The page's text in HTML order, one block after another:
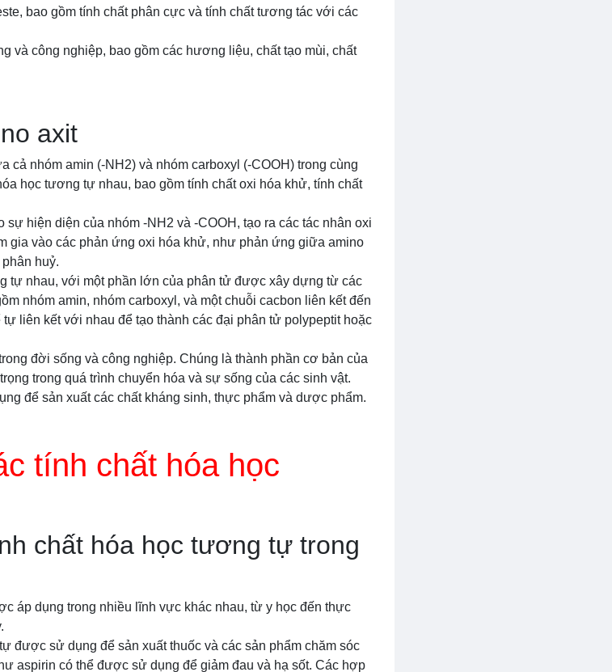
bao gồm tính chất phân cực và tính chất tương tác với các
và công nghiệp, bao gồm các hương liệu, chất tạo mùi, chất
axit
cả nhóm amin (-NH2) và nhóm carboxyl (-COOH) trong cùng
học tương tự nhau, bao gồm tính chất oxi hóa khử, tính chất
hiện diện của nhóm -NH2 và -COOH, tạo ra các tác nhân oxi
gia vào các phản ứng oxi hóa khử, như phản ứng giữa amino
huỷ.
tự nhau, với một phần lớn của phân tử được xây dựng từ các
nhóm amin, nhóm carboxyl, và một chuỗi cacbon liên kết đến
liên kết với nhau để tạo thành các đại phân tử polypeptit hoặc
đời sống và công nghiệp. Chúng là thành phần cơ bản của
trong quá trình chuyển hóa và sự sống của các sinh vật.
để sản xuất các chất kháng sinh, thực phẩm và dược phẩm.
tính chất hóa học
chất hóa học tương tự trong
áp dụng trong nhiều lĩnh vực khác nhau, từ y học đến thực
được sử dụng để sản xuất thuốc và các sản phẩm chăm sóc
aspirin có thể được sử dụng để giảm đau và hạ sốt. Các hợp